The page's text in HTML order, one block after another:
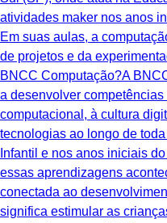
atividades maker nos anos
Em suas aulas, a
de projetos e da
BNCC Computação?A
a desenvolver
computacional, à cultura
tecnologias ao longo de
Infantil e nos anos iniciais
essas aprendizagens
conectada ao
significa estimular as